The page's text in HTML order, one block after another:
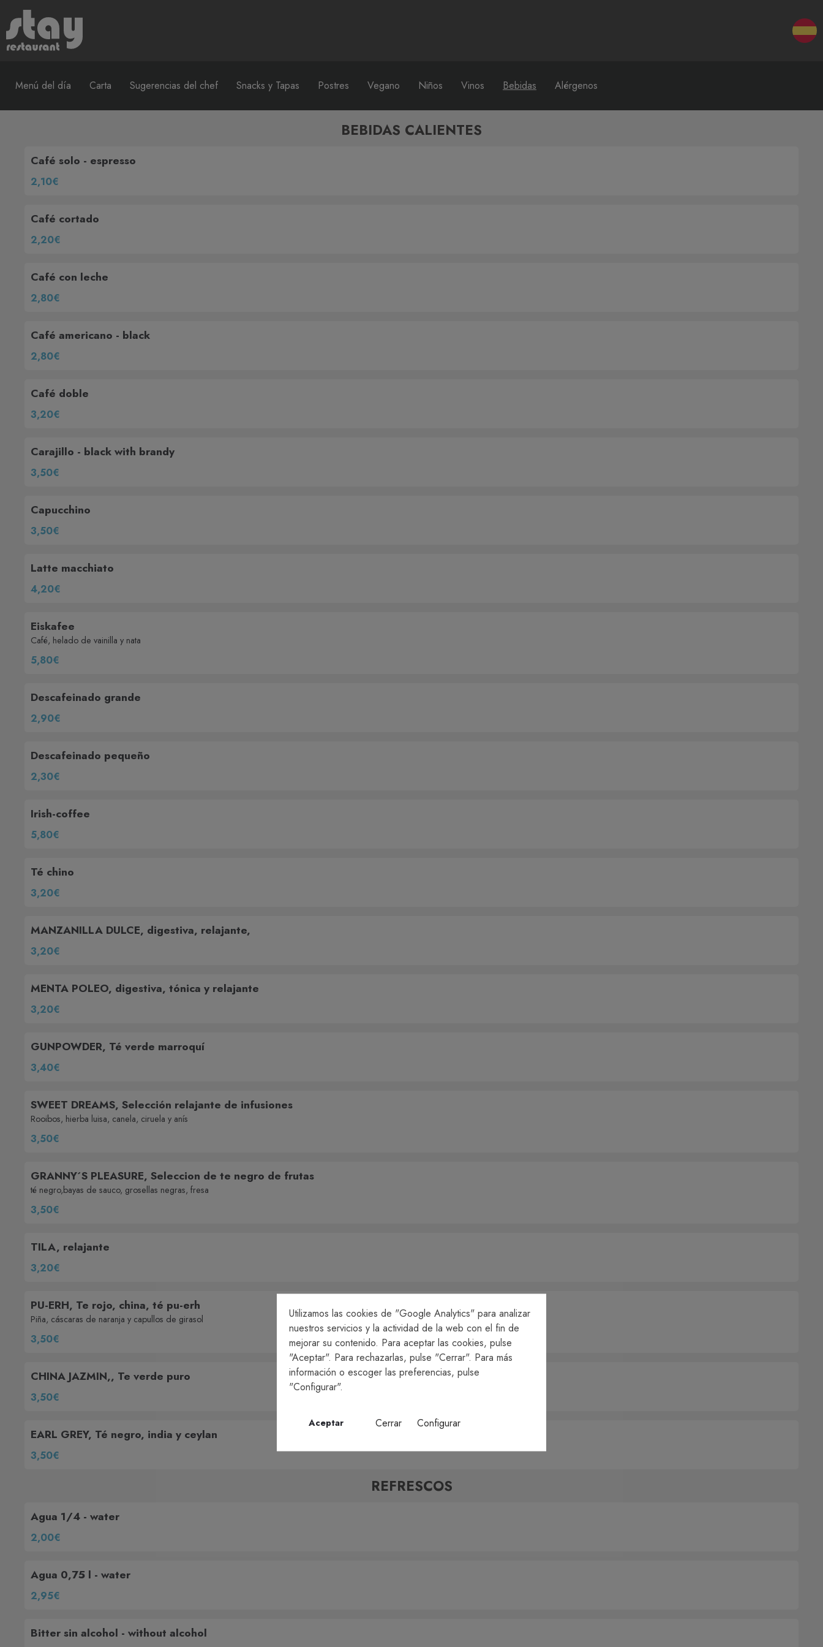
Menú del día Carta Sugerencias del chef Snacks y Tapas Postres Vegano Niños Vinos Bebidas Alérgenos
BEBIDAS CALIENTES
Café solo - espresso
2,10€
Café cortado
2,20€
Café con leche
2,80€
Café americano - black
2,80€
Café doble
3,20€
Carajillo - black with brandy
3,50€
Capucchino
3,50€
Latte macchiato
4,20€
Eiskafee
Café, helado de vainilla y nata
5,80€
Descafeinado grande
2,90€
Descafeinado pequeño
2,30€
Irish-coffee
5,80€
Té chino
3,20€
MANZANILLA DULCE, digestiva, relajante,
3,20€
MENTA POLEO, digestiva, tónica y relajante
3,20€
GUNPOWDER, Té verde marroquí
3,40€
SWEET DREAMS, Selección relajante de infusiones
Rooibos, hierba luisa, canela, ciruela y anís
3,50€
GRANNY´S PLEASURE, Seleccion de te negro de frutas
té negro,bayas de sauco, grosellas negras, fresa
3,50€
TILA, relajante
3,20€
PU-ERH, Te rojo, china, té pu-erh
Piña, cáscaras de naranja y capullos de girasol
3,50€
CHINA JAZMIN,, Te verde puro
3,50€
EARL GREY, Té negro, india y ceylan
3,50€
REFRESCOS
Agua 1/4 - water
2,00€
Agua 0,75 l - water
2,95€
Bitter sin alcohol - without alcohol
Utilizamos las cookies de "Google Analytics" para analizar
nuestros servicios y la actividad de la web con el fin de
mejorar su contenido. Para aceptar las cookies, pulse
"Aceptar". Para rechazarlas, pulse "Cerrar". Para más
información o escoger las preferencias, pulse
"Configurar".
Aceptar Cerrar Configurar